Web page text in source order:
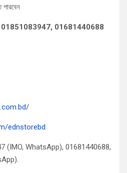
01851083947, 01681440688
ednstorebd
(IMO, WhatsApp), 01681440688,